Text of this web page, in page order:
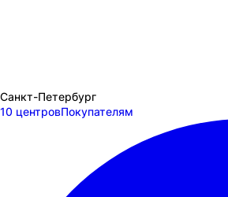
Санкт-Петербург
10 центровПокупателям